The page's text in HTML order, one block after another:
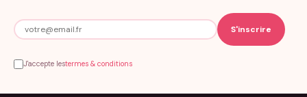
J'accepte lestermes & conditions